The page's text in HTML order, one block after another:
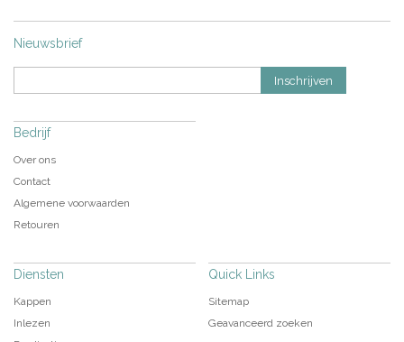
Nieuwsbrief
Inschrijven
Bedrijf
Over ons
Contact
Algemene voorwaarden
Retouren
Diensten
Kappen
Inlezen
Quick Links
Sitemap
Geavanceerd zoeken